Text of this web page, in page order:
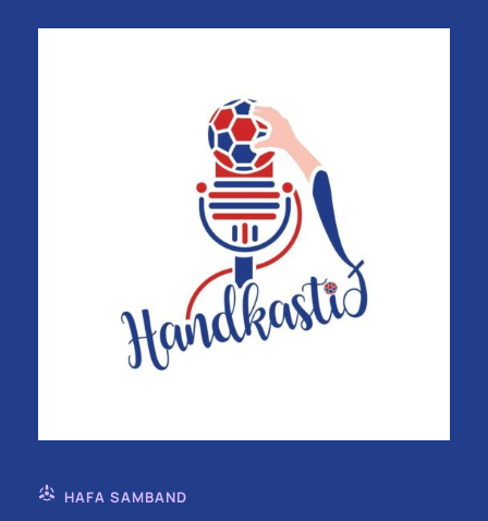
HAFA SAMBAND